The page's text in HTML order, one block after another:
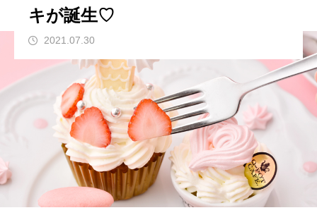
キが誕生♡
2021.07.30